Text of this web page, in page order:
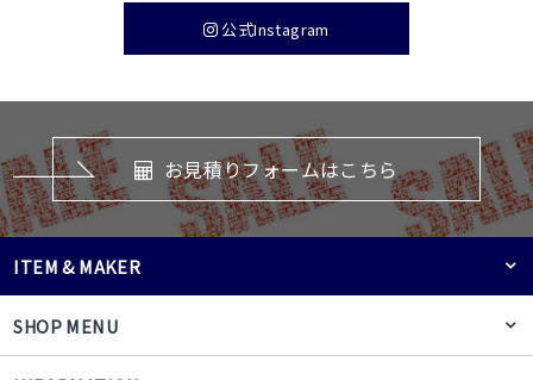
公式Instagram
お見積りフォームはこちら
SHOP MENU
ITEM & MAKER